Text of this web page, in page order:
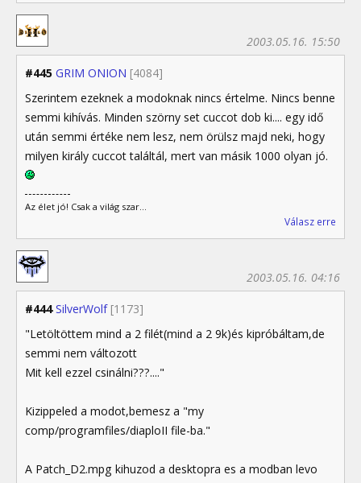
#445 GRIM ONION [4084]
2003.05.16. 15:50
Szerintem ezeknek a modoknak nincs értelme. Nincs benne
semmi kihívás. Minden szörny set cuccot dob ki.... egy idő
után semmi értéke nem lesz, nem örülsz majd neki, hogy
milyen király cuccot találtál, mert van másik 1000 olyan jó.
Az élet jó! Csak a világ szar...
Válasz erre
#444 SilverWolf [1173]
2003.05.16. 04:16
"Letöltöttem mind a 2 filét(mind a 2 9k)és kipróbáltam,de
semmi nem változott
Mit kell ezzel csinálni???...."
Kizippeled a modot,bemesz a "my
comp/programfiles/diaploII file-ba."
A Patch_D2.mpg kihuzod a desktopra es a modban levo